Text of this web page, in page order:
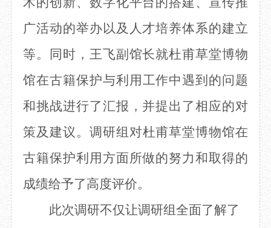
广活动的举办以及人才培养体系的建立
等。同时， 王飞副馆长就杜甫草堂博物
馆在古籍保护与利用工作中遇到的问题
和挑战进行了汇报 ，并提出了相应的对
策及 建议。调研组对杜甫草堂博物馆在
古籍保护利用方面所做的努力和取得的
成绩给予了高度评价。
此次调研不仅让调研组全面了解了